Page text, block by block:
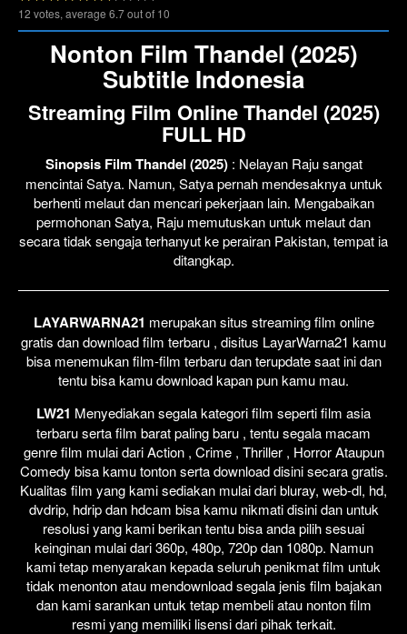
Lewati >>>
Click To Play
12 votes, average 6.7out of 10
Nonton Film Thandel (2025)
Subtitle Indonesia
Streaming Film Online Thandel (2025)
FULL HD
Sinopsis Film Thandel (2025) : Nelayan Raju sangat
mencintai Satya. Namun, Satya pernah mendesaknya untuk
berhenti melaut dan mencari pekerjaan lain. Mengabaikan
permohonan Satya, Raju memutuskan untuk melaut dan
secara tidak sengaja terhanyut ke perairan Pakistan, tempat ia
ditangkap.
LAYARWARNA21 merupakan situs streaming film online
gratis dan download film terbaru , disitus LayarWarna21 kamu
bisa menemukan film-film terbaru dan terupdate saat ini dan
tentu bisa kamu download kapan pun kamu mau.
LW21 Menyediakan segala kategori film seperti film asia
terbaru serta film barat paling baru , tentu segala macam
genre film mulai dari Action , Crime , Thriller , Horror Ataupun
Comedy bisa kamu tonton serta download disini secara gratis.
Kualitas film yang kami sediakan mulai dari bluray, web-dl, hd,
dvdrip, hdrip dan hdcam bisa kamu nikmati disini dan untuk
resolusi yang kami berikan tentu bisa anda pilih sesuai
keinginan mulai dari 360p, 480p, 720p dan 1080p. Namun
kami tetap menyarakan kepada seluruh penikmat film untuk
tidak menonton atau mendownload segala jenis film bajakan
dan kami sarankan untuk tetap membeli atau nonton film
resmi yang memiliki lisensi dari pihak terkait.